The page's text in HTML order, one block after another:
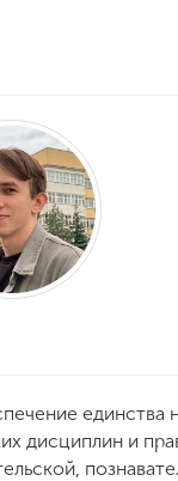
единства
дисциплин и